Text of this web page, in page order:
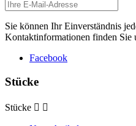
Sie können Ihr Einverständnis
Kontaktinformationen finden Sie
Facebook
Stücke
Stücke  